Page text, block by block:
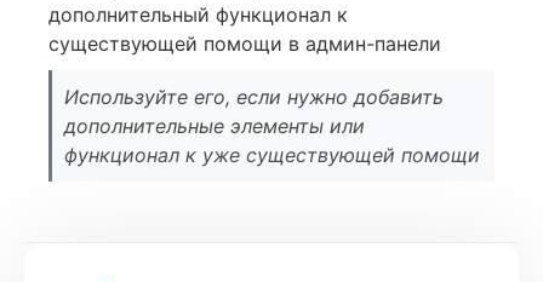
дополнительный функционал к
существующей помощи в админ-панели
Используйте его, если нужно добавить
дополнительные элементы или
функционал к уже существующей помощи